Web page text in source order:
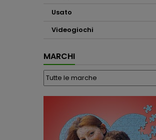
Usato
Videogiochi
MARCHI